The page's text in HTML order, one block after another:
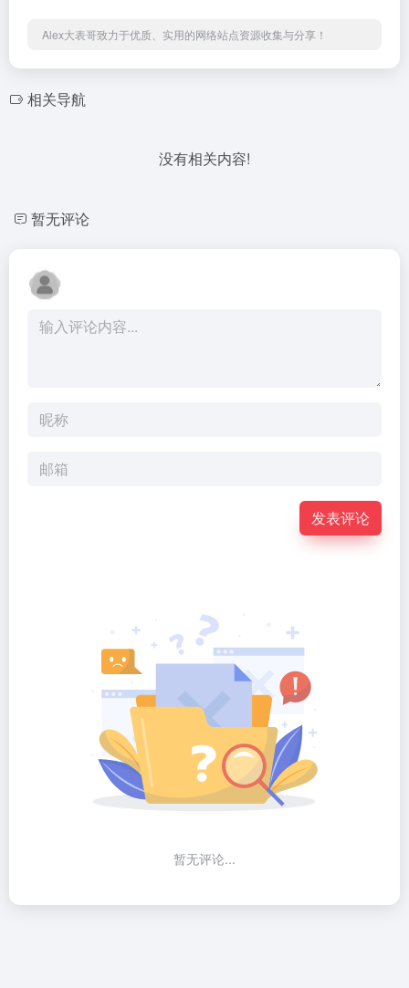
Alex大表哥致力于优质、实用的网络站点资源收集与分享！
相关导航
没有相关内容!
暂无评论
发表评论
暂无评论...